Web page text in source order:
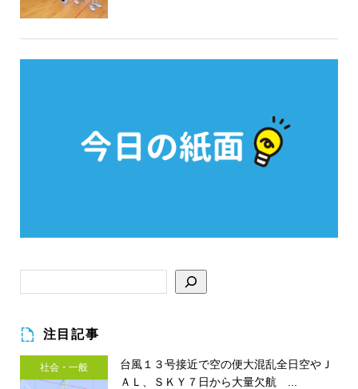
注目記事
社会・一般
台風１３号接近で空の便大混乱全日空やＪ
ＡＬ、ＳＫＹ７日から大量欠航 ...